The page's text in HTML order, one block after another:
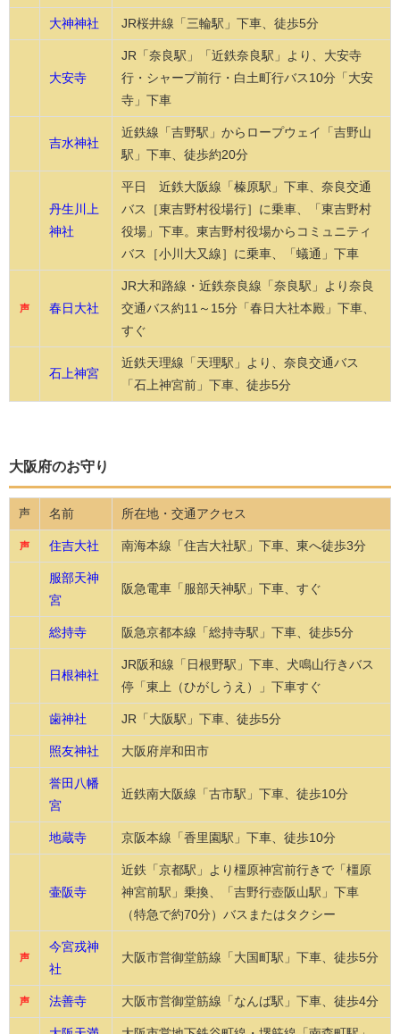
大神神社 JR桜井線「三輪駅」下車、徒歩5分
大安寺
JR「奈良駅」「近鉄奈良駅」より、大安寺
行・シャープ前行・白土町行バス10分「大安
寺」下車
吉水神社
近鉄線「吉野駅」からロープウェイ「吉野山
駅」下車、徒歩約20分
丹生川上
神社
平日 近鉄大阪線「榛原駅」下車、奈良交通
バス［東吉野村役場行］に乗車、「東吉野村
役場」下車。東吉野村役場からコミュニティ
バス［小川大又線］に乗車、「蟻通」下車
声 春日大社
JR大和路線・近鉄奈良線「奈良駅」より奈良
交通バス約11～15分「春日大社本殿」下車、
すぐ
石上神宮
近鉄天理線「天理駅」より、奈良交通バス
「石上神宮前」下車、徒歩5分
大阪府のお守り
声 名前 所在地・交通アクセス
声 住吉大社 南海本線「住吉大社駅」下車、東へ徒歩3分
服部天神
宮
阪急電車「服部天神駅」下車、すぐ
総持寺 阪急京都本線「総持寺駅」下車、徒歩5分
日根神社
JR阪和線「日根野駅」下車、犬鳴山行きバス
停「東上（ひがしうえ）」下車すぐ
歯神社 JR「大阪駅」下車、徒歩5分
照友神社 大阪府岸和田市
誉田八幡
宮
近鉄南大阪線「古市駅」下車、徒歩10分
地蔵寺 京阪本線「香里園駅」下車、徒歩10分
壷阪寺
近鉄「京都駅」より橿原神宮前行きで「橿原
神宮前駅」乗換、「吉野行壺阪山駅」下車
（特急で約70分）バスまたはタクシー
声
今宮戎神
社
大阪市営御堂筋線「大国町駅」下車、徒歩5分
声 法善寺 大阪市営御堂筋線「なんば駅」下車、徒歩4分